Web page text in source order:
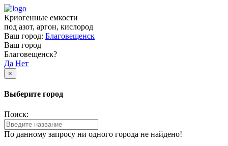
Криогенные емкости
под азот, аргон, кислород
Ваш город: Благовещенск
Ваш город
Благовещенск?
Да Нет
×
Выберите город
Поиск:
По данному запросу ни одного города не найдено!